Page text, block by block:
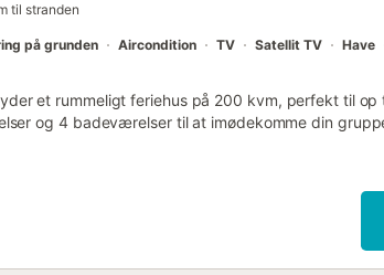
til stranden
på grunden Aircondition TV Satellit TV
Have
et rummeligt feriehus på 200 kvm, perfekt til op
og 4 badeværelser til at imødekomme din
til en fælles børnepool. Træd udenfor og nyd
er ikke tilladt på ejendommen. Stilletiden er fra kl.